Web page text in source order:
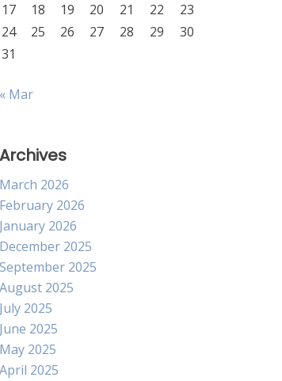
17
18 19 20 21 22
23
24
25 26 27 28 29
30
31
« Mar
Archives
March 2026
February 2026
January 2026
December 2025
September 2025
August 2025
July 2025
June 2025
May 2025
April 2025